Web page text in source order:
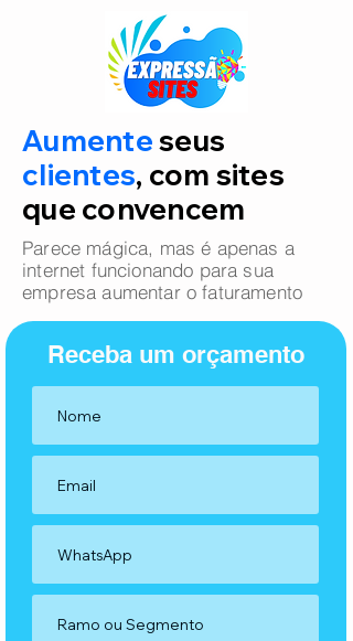
Aumenteseus
clientes, com sites
que convencem
Parece mágica, mas é apenas a
internet funcionando para sua
empresa aumentar o faturamento
Receba um orçamento